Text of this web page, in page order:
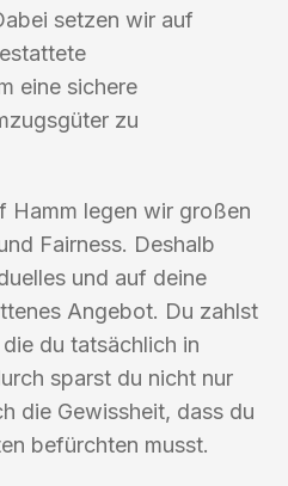
setzen wir auf
eine sichere
zu
Hamm legen wir großen
Fairness. Deshalb
und auf deine
Angebot. Du zahlst
du tatsächlich in
sparst du nicht nur
die Gewissheit, dass du
befürchten musst.